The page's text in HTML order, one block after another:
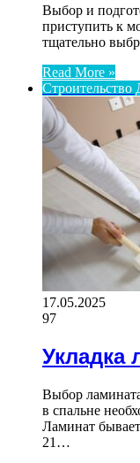
Выбор и
приступить к
тщательно
Read More »
Строительство
17.05.2025
97
Укладка
Выбор
в спальне
Ламинат
21…